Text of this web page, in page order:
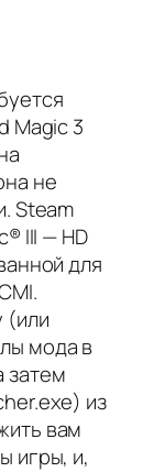
Magic 3
не
Steam
III — HD
для
(или
мода в
затем
из
вам
игры, и,